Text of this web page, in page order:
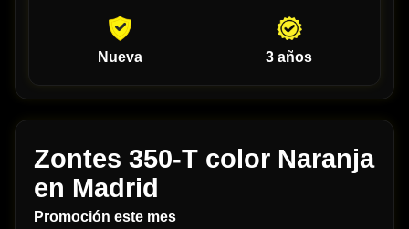
Nueva 3 años
Zontes 350-T color Naranja
en Madrid
Promoción este mes